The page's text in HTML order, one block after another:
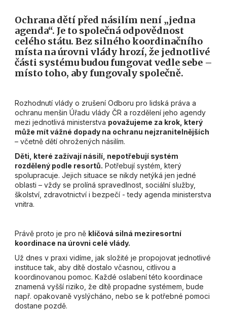
Ochrana dětí před násilím není „jedna
agenda“. Je to společná odpovědnost
celého státu. Bez silného koordinačního
místa na úrovni vlády hrozí, že jednotlivé
části systému budou fungovat vedle sebe –
místo toho, aby fungovaly společně.
Rozhodnutí vlády o zrušení Odboru pro lidská práva a
ochranu menšin Úřadu vlády ČR a rozdělení jeho agendy
mezi jednotlivá ministerstva považujeme za krok, který
může mít vážné dopady na ochranu nejzranitelnějších
– včetně dětí ohrožených násilím.
Děti, které zažívají násilí, nepotřebují systém
rozdělený podle resortů. Potřebují systém, který
spolupracuje. Jejich situace se nikdy netýká jen jedné
oblasti – vždy se prolíná spravedlnost, sociální služby,
školství, zdravotnictví i bezpečí - tedy agenda ministerstva
vnitra.
Právě proto je pro ně klíčová silná meziresortní
koordinace na úrovni celé vlády.
Už dnes v praxi vidíme, jak složité je propojovat jednotlivé
instituce tak, aby dítě dostalo včasnou, citlivou a
koordinovanou pomoc. Každé oslabení této koordinace
znamená vyšší riziko, že dítě propadne systémem, bude
např. opakovaně vyslýcháno, nebo se k potřebné pomoci
dostane pozdě.